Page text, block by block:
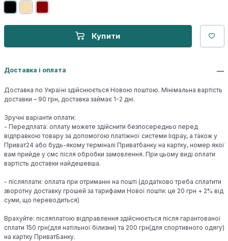
Купити
Доставка і оплата
Доставка по Україні здійснюється Новою поштою. Мінімальна вартість
доставки – 90 грн, доставка займає 1-2 дні.
Зручні варіанти оплати:
- Передплата: оплату можете здійснити безпосередньо перед
відправкою товару за допомогою платіжної системи liqpay, а також у
Приват24 або будь-якому терміналі Приватбанку на картку, номер якої
вам прийде у смс після обробки замовлення. При цьому виді оплати
вартість доставки найдешевша.
- післяплати: оплата при отриманні на пошті (додатково треба сплатити
зворотну доставку грошей за тарифами Нової пошти: це 20 грн + 2% від
суми, що переводиться)
Врахуйте: післяплатою відправлення здійснюється після гарантованої
сплати 150 грн(для натільної білизни) та 200 грн(для спортивного одягу)
на картку ПриватБанку.